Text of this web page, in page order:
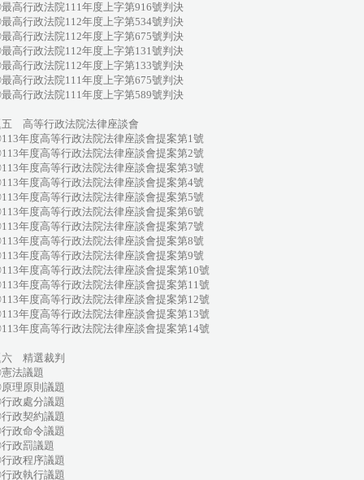
行政法院111年度上字第916號判決
行政法院112年度上字第534號判決
行政法院112年度上字第675號判決
行政法院112年度上字第131號判決
行政法院112年度上字第133號判決
行政法院111年度上字第675號判決
行政法院111年度上字第589號判決
五 高等行政法院法律座談會
年度高等行政法院法律座談會提案第1號
年度高等行政法院法律座談會提案第2號
年度高等行政法院法律座談會提案第3號
年度高等行政法院法律座談會提案第4號
年度高等行政法院法律座談會提案第5號
年度高等行政法院法律座談會提案第6號
年度高等行政法院法律座談會提案第7號
年度高等行政法院法律座談會提案第8號
年度高等行政法院法律座談會提案第9號
年度高等行政法院法律座談會提案第10號
年度高等行政法院法律座談會提案第11號
年度高等行政法院法律座談會提案第12號
年度高等行政法院法律座談會提案第13號
年度高等行政法院法律座談會提案第14號
六 精選裁判
議題
原則議題
處分議題
契約議題
命令議題
罰議題
程序議題
執行議題